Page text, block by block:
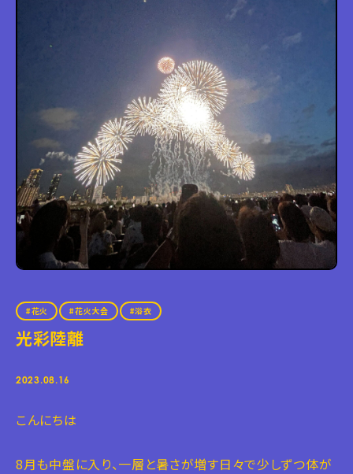
花火 花火大会 浴衣
光彩陸離
2023.08.16
こんにちは
8月も中盤に入り、一層と暑さが増す日々で少しずつ体が